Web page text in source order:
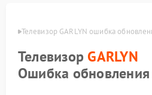
Телевизор GARLYN ошибка
Телевизор GARLYN
Ошибка